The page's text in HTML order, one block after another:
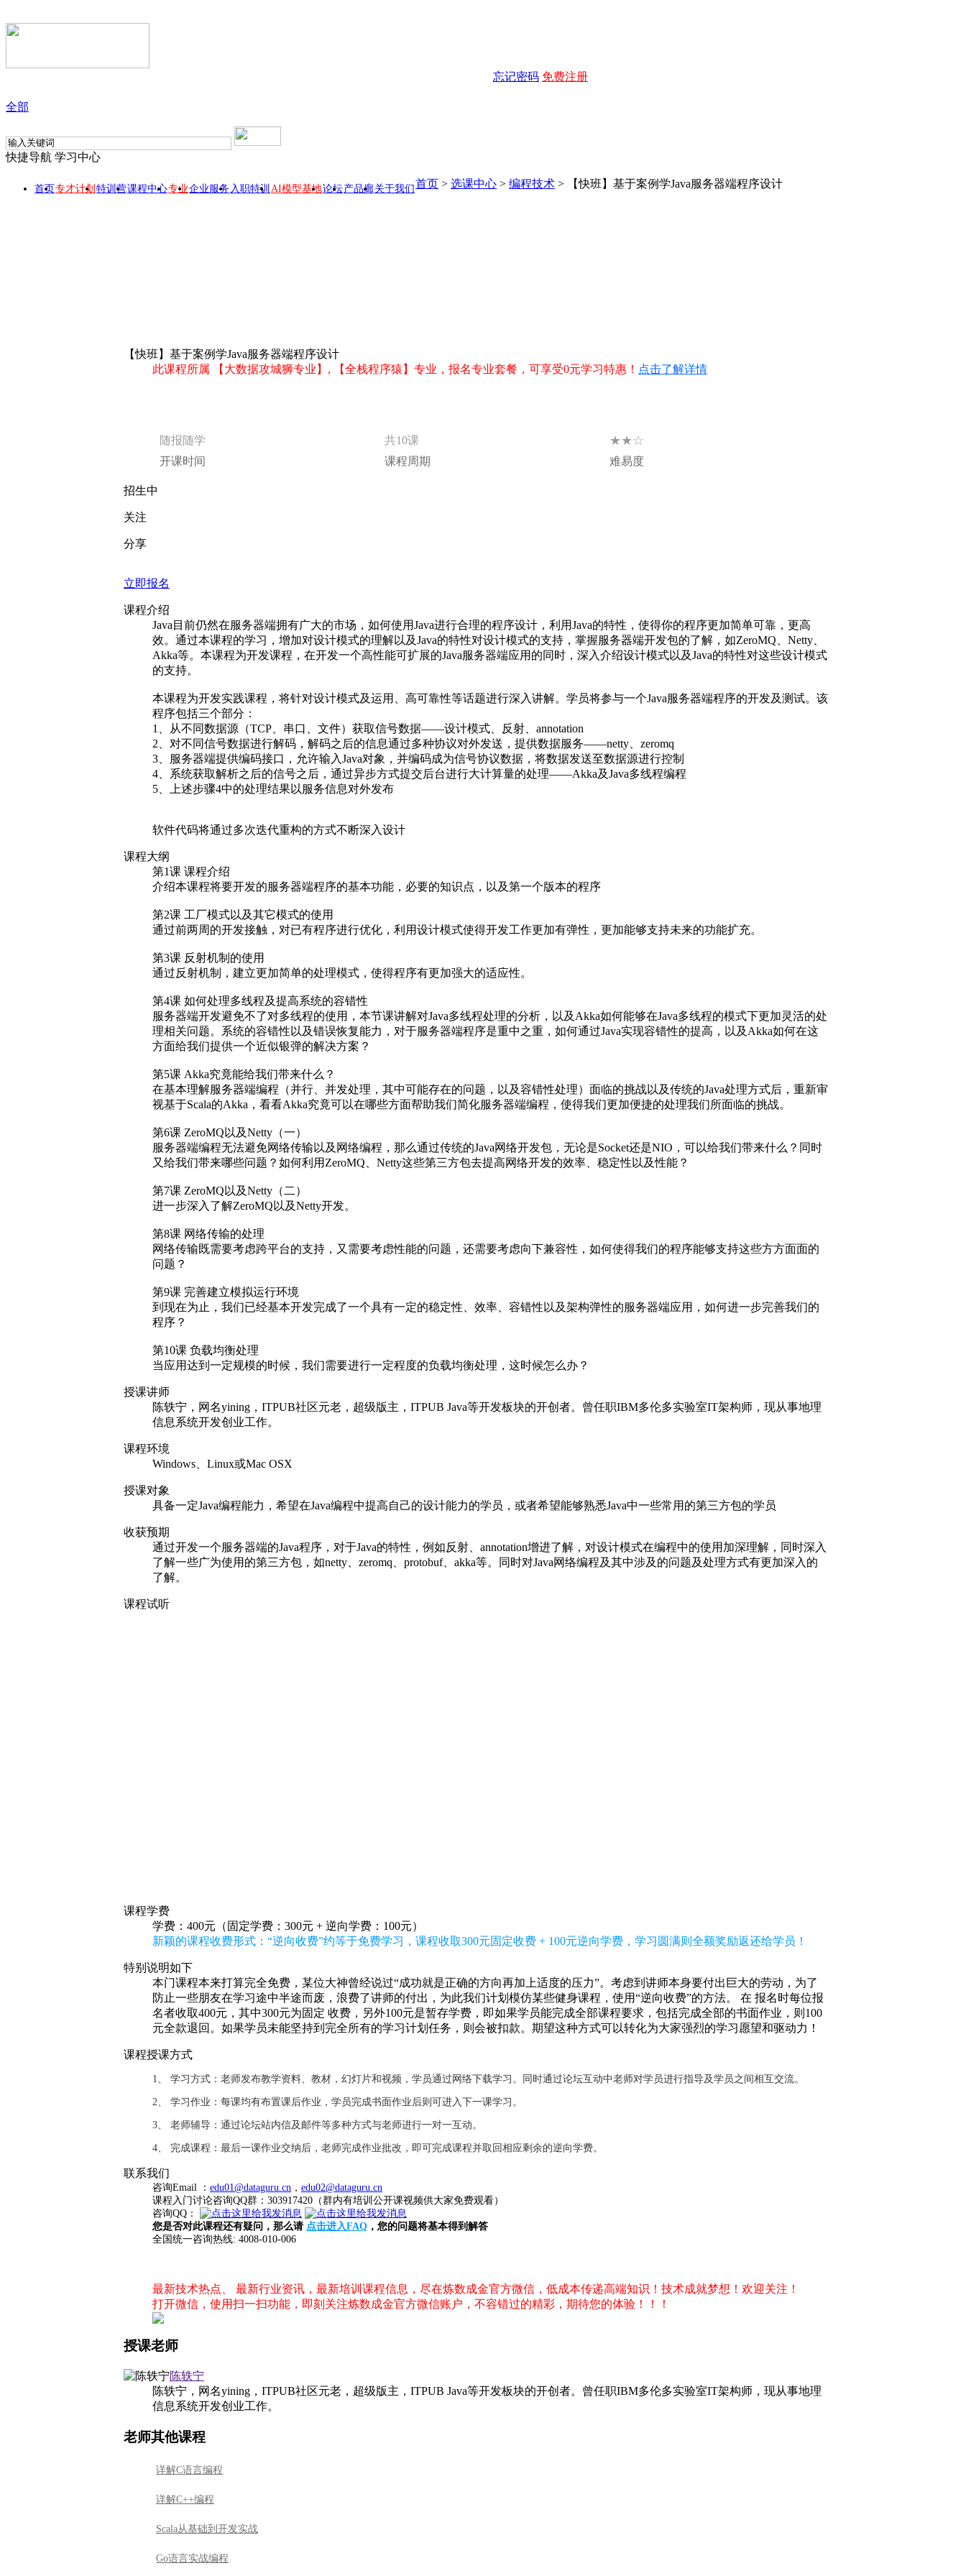
忘记密码 免费注册
全部
快捷导航 学习中心
首页专才计划 特训营课程中心专业企业服务 入职特训 AI模型基地论坛产品廊关于我们首页 > 选课中心 > 编程技术 > 【快班】基于案例学Java服务器端程序设计
【快班】基于案例学Java服务器端程序设计
此课程所属 【大数据攻城狮专业】, 【全栈程序猿】专业，报名专业套餐，可享受0元学习特惠！ 点击了解详情
随报随学 共10课 ★★☆
开课时间 课程周期 难易度
招生中
关注
分享
立即报名
课程介绍
Java目前仍然在服务器端拥有广大的市场，如何使用Java进行合理的程序设计，利用Java的特性，使得你的程序更加简单可靠，更高
效。通过本课程的学习，增加对设计模式的理解以及Java的特性对设计模式的支持，掌握服务器端开发包的了解，如ZeroMQ、Netty、
Akka等。本课程为开发课程，在开发一个高性能可扩展的Java服务器端应用的同时，深入介绍设计模式以及Java的特性对这些设计模式
的支持。
本课程为开发实践课程，将针对设计模式及运用、高可靠性等话题进行深入讲解。学员将参与一个Java服务器端程序的开发及测试。该
程序包括三个部分：
1、从不同数据源（TCP、串口、文件）获取信号数据——设计模式、反射、annotation
2、对不同信号数据进行解码，解码之后的信息通过多种协议对外发送，提供数据服务——netty、zeromq
3、服务器端提供编码接口，允许输入Java对象，并编码成为信号协议数据，将数据发送至数据源进行控制
4、系统获取解析之后的信号之后，通过异步方式提交后台进行大计算量的处理——Akka及Java多线程编程
5、上述步骤4中的处理结果以服务信息对外发布
软件代码将通过多次迭代重构的方式不断深入设计
课程大纲
第1课 课程介绍
介绍本课程将要开发的服务器端程序的基本功能，必要的知识点，以及第一个版本的程序
第2课 工厂模式以及其它模式的使用
通过前两周的开发接触，对已有程序进行优化，利用设计模式使得开发工作更加有弹性，更加能够支持未来的功能扩充。
第3课 反射机制的使用
通过反射机制，建立更加简单的处理模式，使得程序有更加强大的适应性。
第4课 如何处理多线程及提高系统的容错性
服务器端开发避免不了对多线程的使用，本节课讲解对Java多线程处理的分析，以及Akka如何能够在Java多线程的模式下更加灵活的处
理相关问题。系统的容错性以及错误恢复能力，对于服务器端程序是重中之重，如何通过Java实现容错性的提高，以及Akka如何在这
方面给我们提供一个近似银弹的解决方案？
第5课 Akka究竟能给我们带来什么？
在基本理解服务器端编程（并行、并发处理，其中可能存在的问题，以及容错性处理）面临的挑战以及传统的Java处理方式后，重新审
视基于Scala的Akka，看看Akka究竟可以在哪些方面帮助我们简化服务器端编程，使得我们更加便捷的处理我们所面临的挑战。
第6课 ZeroMQ以及Netty（一）
服务器端编程无法避免网络传输以及网络编程，那么通过传统的Java网络开发包，无论是Socket还是NIO，可以给我们带来什么？同时
又给我们带来哪些问题？如何利用ZeroMQ、Netty这些第三方包去提高网络开发的效率、稳定性以及性能？
第7课 ZeroMQ以及Netty（二）
进一步深入了解ZeroMQ以及Netty开发。
第8课 网络传输的处理
网络传输既需要考虑跨平台的支持，又需要考虑性能的问题，还需要考虑向下兼容性，如何使得我们的程序能够支持这些方方面面的
问题？
第9课 完善建立模拟运行环境
到现在为止，我们已经基本开发完成了一个具有一定的稳定性、效率、容错性以及架构弹性的服务器端应用，如何进一步完善我们的
程序？
第10课 负载均衡处理
当应用达到一定规模的时候，我们需要进行一定程度的负载均衡处理，这时候怎么办？
授课讲师
陈轶宁，网名yining，ITPUB社区元老，超级版主，ITPUB Java等开发板块的开创者。曾任职IBM多伦多实验室IT架构师，现从事地理
信息系统开发创业工作。
课程环境
Windows、Linux或Mac OSX
授课对象
具备一定Java编程能力，希望在Java编程中提高自己的设计能力的学员，或者希望能够熟悉Java中一些常用的第三方包的学员
收获预期
通过开发一个服务器端的Java程序，对于Java的特性，例如反射、annotation增进了解，对设计模式在编程中的使用加深理解，同时深入
了解一些广为使用的第三方包，如netty、zeromq、protobuf、akka等。同时对Java网络编程及其中涉及的问题及处理方式有更加深入的
了解。
课程试听
课程学费
学费：400元（固定学费：300元 + 逆向学费：100元）
新颖的课程收费形式：“逆向收费”约等于免费学习，课程收取300元固定收费 + 100元逆向学费，学习圆满则全额奖励返还给学员！
特别说明如下
本门课程本来打算完全免费，某位大神曾经说过“成功就是正确的方向再加上适度的压力”。考虑到讲师本身要付出巨大的劳动，为了
防止一些朋友在学习途中半途而废，浪费了讲师的付出，为此我们计划模仿某些健身课程，使用“逆向收费”的方法。 在 报名时每位报
名者收取400元，其中300元为固定 收费，另外100元是暂存学费，即如果学员能完成全部课程要求，包括完成全部的书面作业，则100
元全款退回。如果学员未能坚持到完全所有的学习计划任务，则会被扣款。期望这种方式可以转化为大家强烈的学习愿望和驱动力！
课程授课方式
1、 学习方式：老师发布教学资料、教材，幻灯片和视频，学员通过网络下载学习。同时通过论坛互动中老师对学员进行指导及学员之间相互交流。
2、 学习作业：每课均有布置课后作业，学员完成书面作业后则可进入下一课学习。
3、 老师辅导：通过论坛站内信及邮件等多种方式与老师进行一对一互动。
4、 完成课程：最后一课作业交纳后，老师完成作业批改，即可完成课程并取回相应剩余的逆向学费。
联系我们
咨询Email ： edu01@dataguru.cn ， edu02@dataguru.cn
课程入门讨论咨询QQ群：303917420（群内有培训公开课视频供大家免费观看）
咨询QQ：
您是否对此课程还有疑问，那么请 点击进入FAQ ，您的问题将基本得到解答
全国统一咨询热线: 4008-010-006
最新技术热点、 最新行业资讯，最新培训课程信息，尽在炼数成金官方微信，低成本传递高端知识！技术成就梦想！欢迎关注！
打开微信，使用扫一扫功能，即刻关注炼数成金官方微信账户，不容错过的精彩，期待您的体验！！！
授课老师
陈轶宁
陈轶宁，网名yining，ITPUB社区元老，超级版主，ITPUB Java等开发板块的开创者。曾任职IBM多伦多实验室IT架构师，现从事地理
信息系统开发创业工作。
老师其他课程
详解C语言编程
详解C++编程
Scala从基础到开发实战
Go语言实战编程